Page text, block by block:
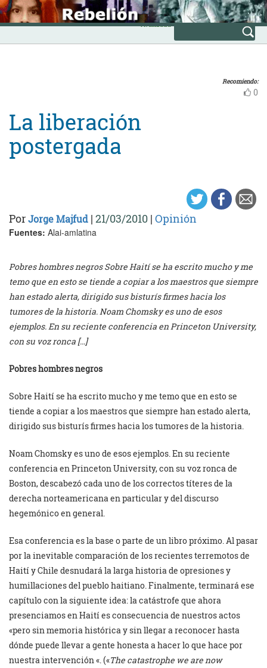
Skip
to
content
INICIO
Avanzada
Recomiendo:
0
La liberación
postergada
PorJorge Majfud | 21/03/2010 | Opinión
Fuentes: Alai-amlatina
Pobres hombres negros Sobre Haití se ha escrito mucho y me
temo que en esto se tiende a copiar a los maestros que siempre
han estado alerta, dirigido sus bisturís firmes hacia los
tumores de la historia. Noam Chomsky es uno de esos
ejemplos. En su reciente conferencia en Princeton University,
con su voz ronca […]
Pobres hombres negros
Sobre Haití se ha escrito mucho y me temo que en esto se
tiende a copiar a los maestros que siempre han estado alerta,
dirigido sus bisturís firmes hacia los tumores de la historia.
Noam Chomsky es uno de esos ejemplos. En su reciente
conferencia en Princeton University, con su voz ronca de
Boston, descabezó cada uno de los correctos títeres de la
derecha norteamericana en particular y del discurso
hegemónico en general.
Esa conferencia es la base o parte de un libro próximo. Al pasar
por la inevitable comparación de los recientes terremotos de
Haití y Chile desnudará la larga historia de opresiones y
humillaciones del pueblo haitiano. Finalmente, terminará ese
capítulo con la siguiente idea: la catástrofe que ahora
presenciamos en Haití es consecuencia de nuestros actos
«pero sin memoria histórica y sin llegar a reconocer hasta
dónde puede llevar a gente honesta a hacer lo que hace por
nuestra intervención «. («The catastrophe we are now